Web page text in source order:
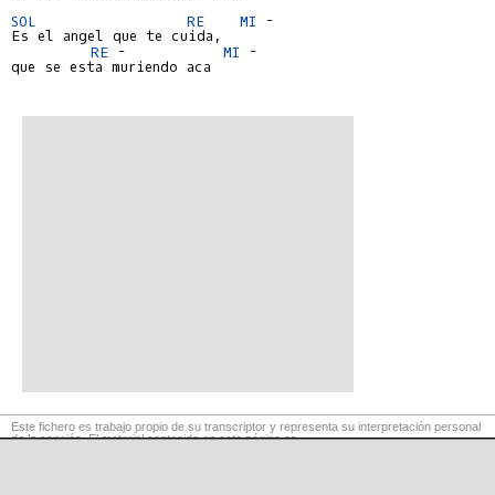
SOL
RE MI -
Es el angel que te cuida,
RE - MI -
que se esta muriendo aca
Este fichero es trabajo propio de su transcriptor y representa su interpretación personal
de la canción. El material contenido en esta página es